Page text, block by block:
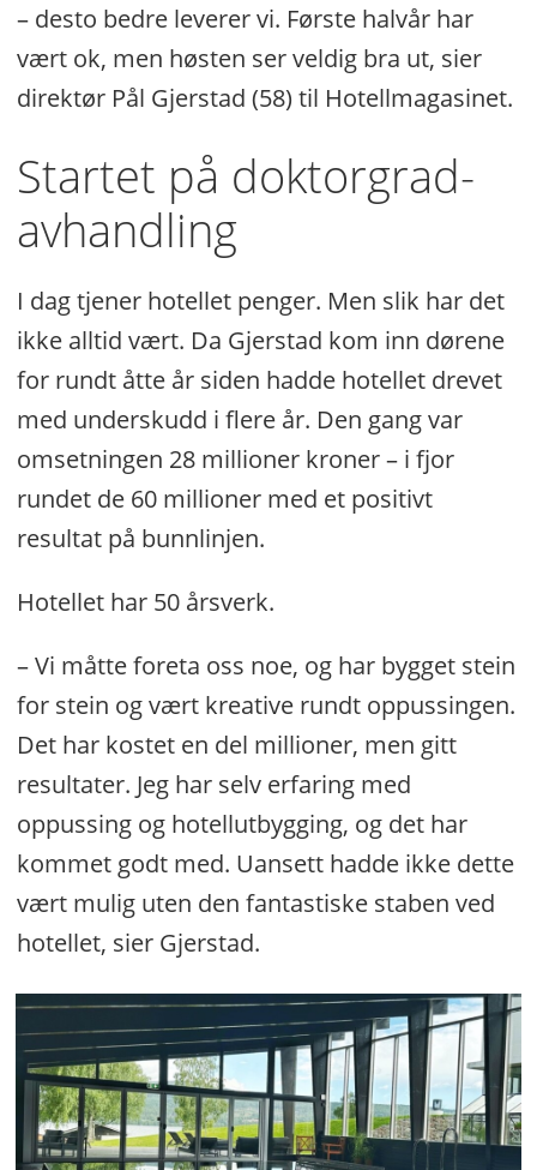
– desto bedre leverer vi. Første halvår har
vært ok, men høsten ser veldig bra ut, sier
direktør Pål Gjerstad (58) til Hotellmagasinet.
Startet på doktorgrad-
avhandling
I dag tjener hotellet penger. Men slik har det
ikke alltid vært. Da Gjerstad kom inn dørene
for rundt åtte år siden hadde hotellet drevet
med underskudd i flere år. Den gang var
omsetningen 28 millioner kroner – i fjor
rundet de 60 millioner med et positivt
resultat på bunnlinjen.
Hotellet har 50 årsverk.
– Vi måtte foreta oss noe, og har bygget stein
for stein og vært kreative rundt oppussingen.
Det har kostet en del millioner, men gitt
resultater. Jeg har selv erfaring med
oppussing og hotellutbygging, og det har
kommet godt med. Uansett hadde ikke dette
vært mulig uten den fantastiske staben ved
hotellet, sier Gjerstad.